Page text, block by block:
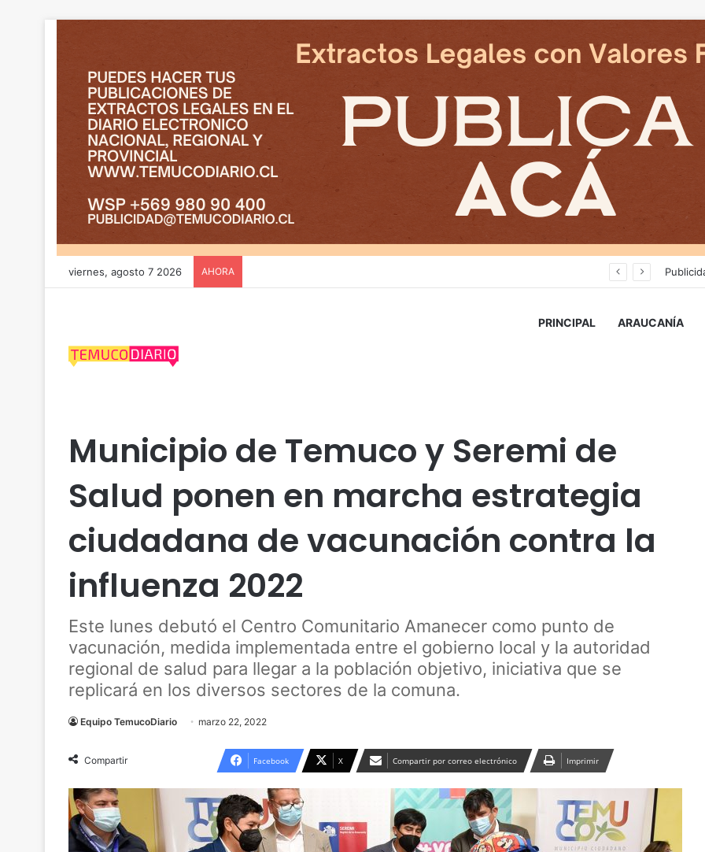
viernes, agosto 7 2026 AHORA
PRINCIPAL ARAUCANÍA
Municipio de Temuco y Seremi de
Salud ponen en marcha estrategia
ciudadana de vacunación contra la
influenza 2022
Este lunes debutó el Centro Comunitario Amanecer como punto de
vacunación, medida implementada entre el gobierno local y la autoridad
regional de salud para llegar a la población objetivo, iniciativa que se
replicará en los diversos sectores de la comuna.
Equipo TemucoDiario marzo 22, 2022
Compartir Facebook X Compartir por correo electrónico Imprimir